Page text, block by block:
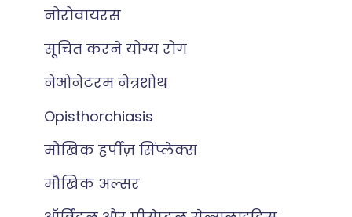
नोरोवायरस
सूचित करने योग्य रोग
नेओनेटरम नेत्रशोथ
Opisthorchiasis
मौखिक हर्पीज़ सिंप्लेक्स
मौखिक अल्सर